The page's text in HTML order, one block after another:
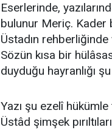
Eserlerinde,
bulunur Meriç. Kader
Üstadın
Sözün kısa bir
duyduğu hayranlığı
Yazı şu ezelî
Üstâd şimşek